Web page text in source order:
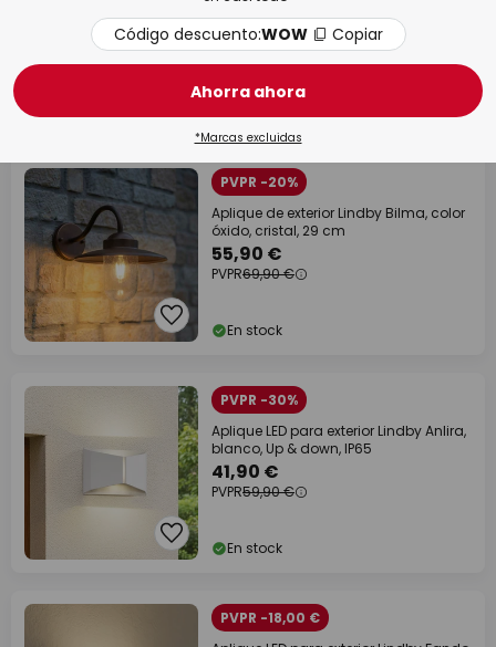
101,90 €
PVPR149,90 €
PVPR -20%
Aplique de exterior Lindby Bilma, color
óxido, cristal, 29 cm
55,90 €
PVPR69,90 €
En stock
PVPR -30%
Aplique LED para exterior Lindby Anlira,
blanco, Up & down, IP65
41,90 €
PVPR59,90 €
En stock
PVPR -18,00 €
Código descuento:WOW Copiar
Ahorra ahora
*Marcas excluidas